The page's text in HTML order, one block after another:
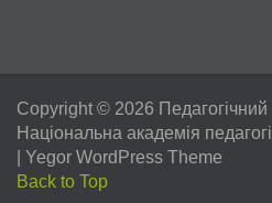
Copyright © 2026
Національна академія
Yegor WordPress Theme
Back to Top